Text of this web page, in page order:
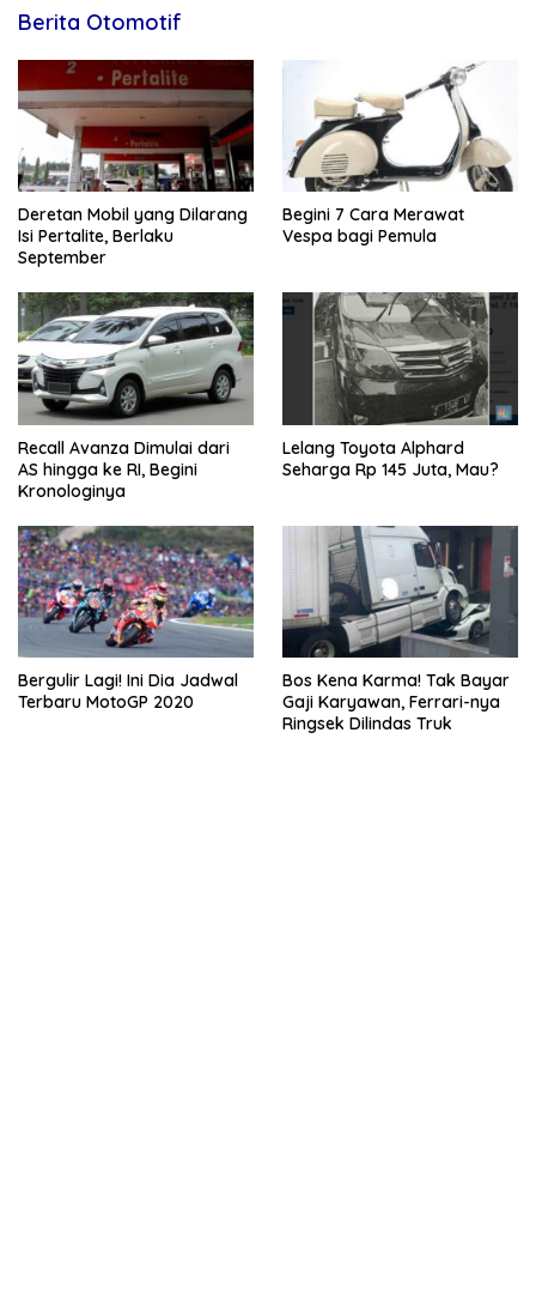
Berita Otomotif
Deretan Mobil yang Dilarang
Isi Pertalite, Berlaku
September
Begini 7 Cara Merawat
Vespa bagi Pemula
Recall Avanza Dimulai dari
AS hingga ke RI, Begini
Kronologinya
Lelang Toyota Alphard
Seharga Rp 145 Juta, Mau?
Bergulir Lagi! Ini Dia Jadwal
Terbaru MotoGP 2020
Bos Kena Karma! Tak Bayar
Gaji Karyawan, Ferrari-nya
Ringsek Dilindas Truk